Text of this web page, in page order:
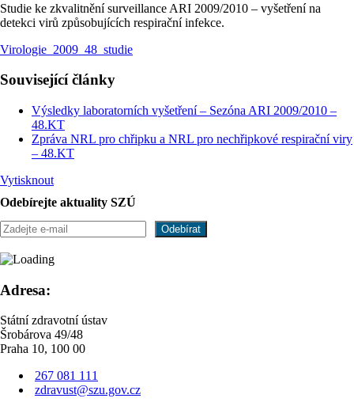
Studie ke zkvalitnění surveillance ARI 2009/2010 – vyšetření na
detekci virů způsobujících respirační infekce.
Virologie_2009_48_studie
Související články
Výsledky laboratorních vyšetření – Sezóna ARI 2009/2010 –
48.KT
Zpráva NRL pro chřipku a NRL pro nechřipkové respirační viry
– 48.KT
Vytisknout
Odebírejte aktuality SZÚ
Adresa:
Státní zdravotní ústav
Šrobárova 49/48
Praha 10, 100 00
267 081 111
zdravust@szu.gov.cz